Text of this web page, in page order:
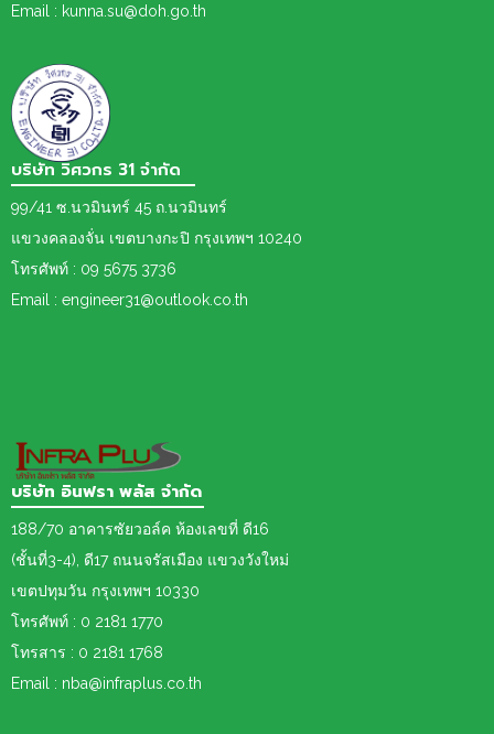
Email : kunna.su@doh.go.th
บริษัท วิศวกร 31 จำกัด
99/41 ซ.นวมินทร์ 45 ถ.นวมินทร์
แขวงคลองจั่น เขตบางกะปิ กรุงเทพฯ 10240
โทรศัพท์ : 09 5675 3736
Email : engineer31@outlook.co.th
บริษัท อินฟรา พลัส จำกัด
188/70 อาคารซัยวอล์ค ห้องเลขที่ ดี16
(ชั้นที่3-4), ดี17 ถนนจรัสเมือง แขวงวังใหม่
เขตปทุมวัน กรุงเทพฯ 10330
โทรศัพท์ : 0 2181 1770
โทรสาร : 0 2181 1768
Email : nba@infraplus.co.th